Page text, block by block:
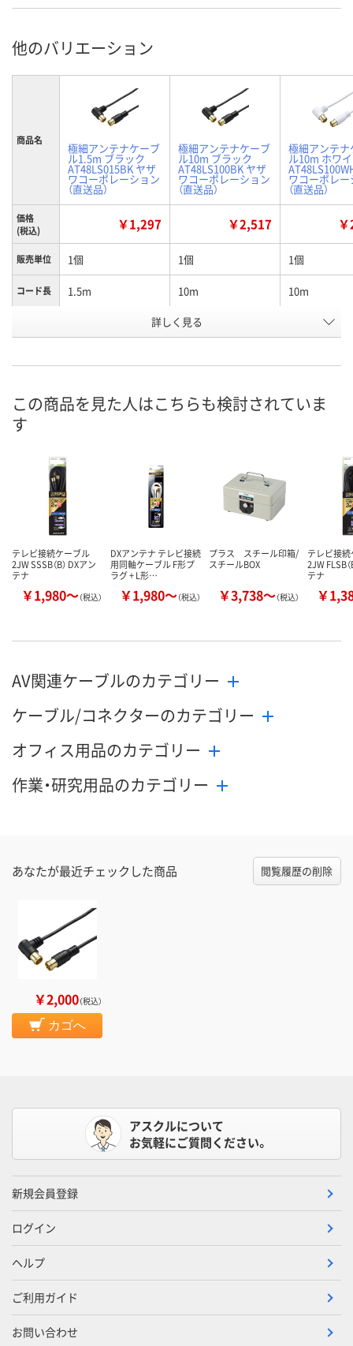
他のバリエーション
商品名
極細アンテナケーブ
ル1.5m ブラック
AT48LS015BK ヤザ
ワコーポレーション
（直送品）
極細アンテナケーブ
ル10m ブラック
AT48LS100BK ヤザ
ワコーポレーション
（直送品）
極細アンテナ
ル10m ホワ
ワコーポレ
（直送品）
価格
(税込)
￥1,297 ￥2,517
販売単位 1個 1個 1個
コード長 1.5m 10m 10m
ブラック ホワイト
号
お届け日
詳しく見る
この商品を見た人はこちらも検討されていま
す
テレビ接続ケーブル
2JW SSSB（B） DXアン
テナ
￥1,980～（税込）
DXアンテナ テレビ接続
用同軸ケーブル F形プ
ラグ + L形…
￥1,980～（税込）
プラス スチール印箱/
スチールBOX
￥3,738～（税込）
テレビ接
2JW FLSB
テナ
￥
AV関連ケーブルのカテゴリー
ケーブル/コネクターのカテゴリー
オフィス用品のカテゴリー
作業・研究用品のカテゴリー
あなたが最近チェックした商品 閲覧履歴の削除
￥2,000（税込）
カゴへ
アスクルについて
お気軽にご質問ください。
新規会員登録
ログイン
ヘルプ
ご利用ガイド
お問い合わせ